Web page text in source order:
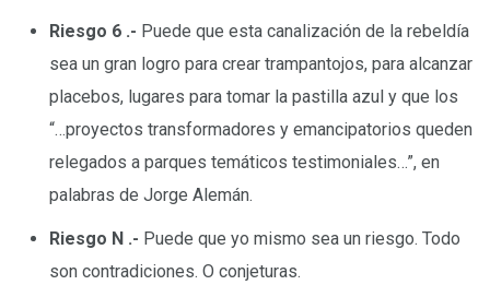
Riesgo 6 .- Puede que esta canalización de la rebeldía
sea un gran logro para crear trampantojos, para alcanzar
placebos, lugares para tomar la pastilla azul y que los
“…proyectos transformadores y emancipatorios queden
relegados a parques temáticos testimoniales…”, en
palabras de Jorge Alemán.
Riesgo N .- Puede que yo mismo sea un riesgo. Todo
son contradiciones. O conjeturas.